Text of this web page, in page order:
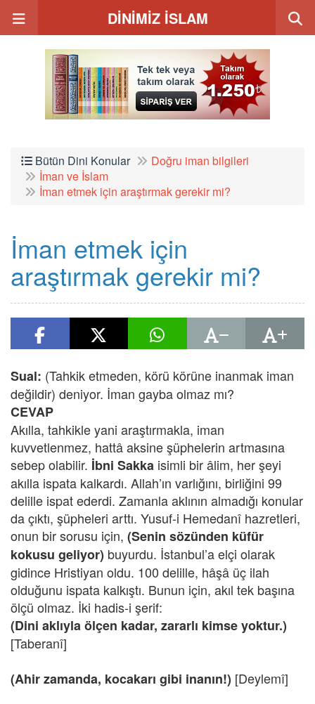
DİNİMİZ İSLAM
Bütün Dini Konular
Doğru iman bilgileri
İman ve İslam
İman etmek için araştırmak gerekir mi?
İman etmek için
araştırmak gerekir mi?
Sual: (Tahkik etmeden, körü körüne inanmak iman
değildir) deniyor. İman gayba olmaz mı?
CEVAP
Akılla, tahkikle yani araştırmakla, iman
kuvvetlenmez, hattâ aksine şüphelerin artmasına
sebep olabilir. İbni Sakka isimli bir âlim, her şeyi
akılla ispata kalkardı. Allah’ın varlığını, birliğini 99
delille ispat ederdi. Zamanla aklının almadığı konular
da çıktı, şüpheleri arttı. Yusuf-i Hemedanî hazretleri,
onun bir sorusu için, (Senin sözünden küfür
kokusu geliyor) buyurdu. İstanbul’a elçi olarak
gidince Hristiyan oldu. 100 delille, hâşâ üç ilah
olduğunu ispata kalkıştı. Bunun için, akıl tek başına
ölçü olmaz. İki hadis-i şerif:
(Dini aklıyla ölçen kadar, zararlı kimse yoktur.)
[Taberanî]
(Ahir zamanda, kocakarı gibi inanın!) [Deylemî]